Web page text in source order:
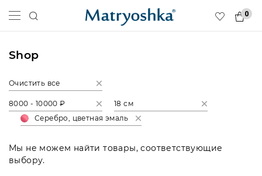
0
Shop
Очистить все
8000 - 10000 ₽
18 см
Серебро, цветная эмаль
Мы не можем найти товары, соответствующие
выбору.